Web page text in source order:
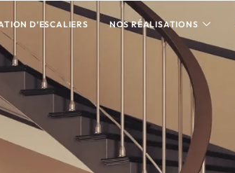
D’ESCALIERS NOS RÉALISATIONS